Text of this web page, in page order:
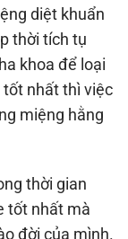
diệt khuẩn
thời tích tụ
khoa để loại
nhất thì việc
miệng hằng
thời gian
tốt nhất mà
đời của mình.